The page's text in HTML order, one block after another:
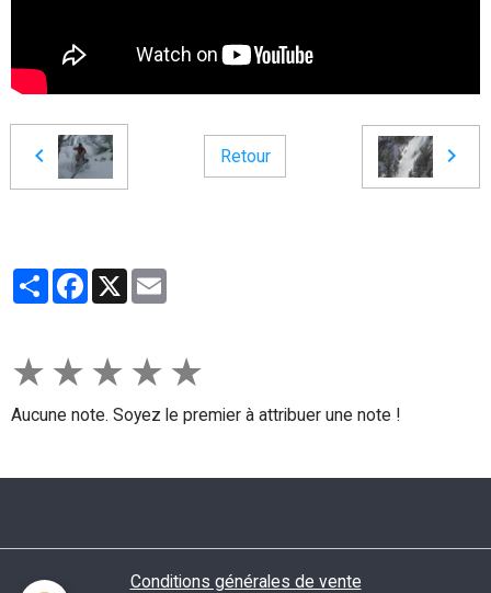
Retour
PartagerFacebook
X
★ ★ ★ ★ ★
Aucune note. Soyez le premier à attribuer une note !
Conditions générales de vente